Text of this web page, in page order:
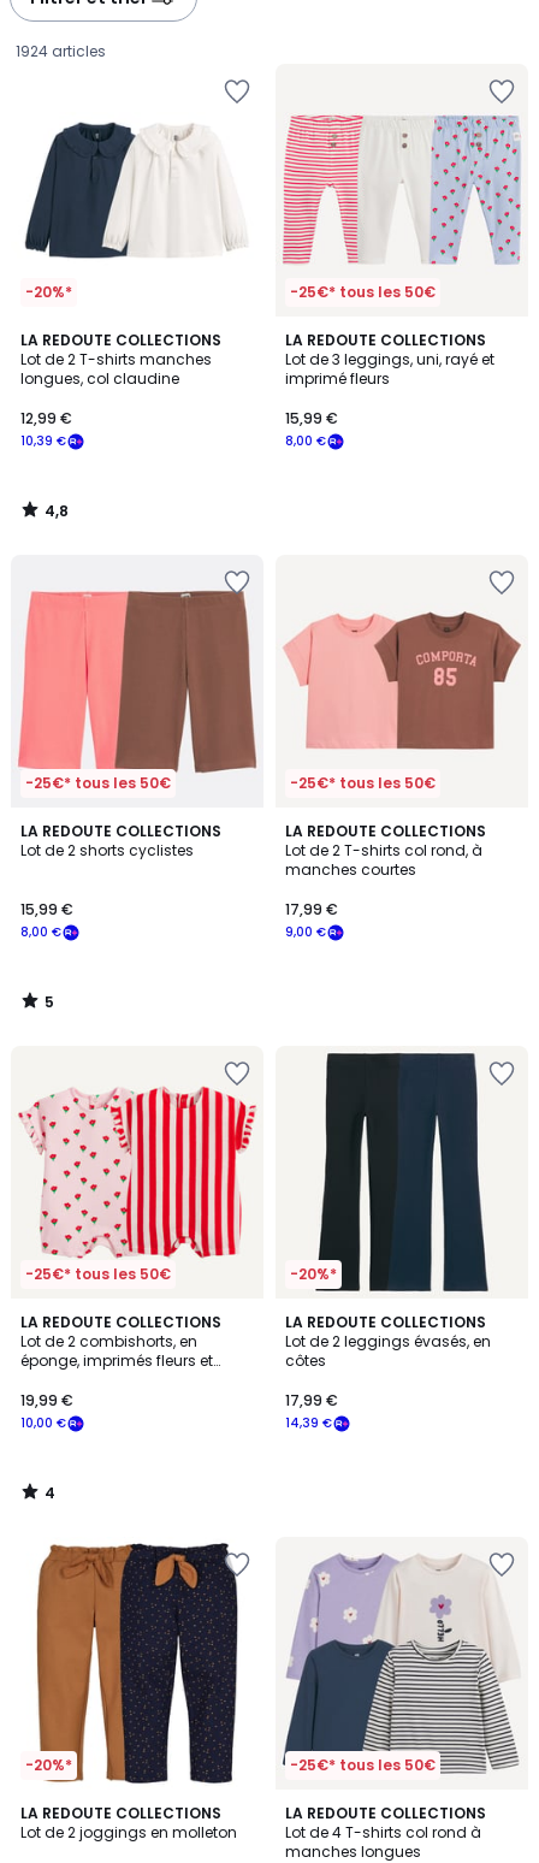
1924 articles
-20%*
LA REDOUTE COLLECTIONS
Lot de 2 T-shirts manches
longues, col claudine
€
souscrivez
notre
programme
la
place
10,39
€.
10,39 €
12,99 €
4,8
/ 5
4,8
/
-25€* tous les 50€
LA REDOUTE COLLECTIONS
Lot de 3 leggings, uni, rayé et
imprimé fleurs
8,00 €
15,99 €
-25€* tous les 50€
LA REDOUTE COLLECTIONS
Lot de 2 shorts cyclistes
8,00 €
15,99 €
5
/
5
/
-25€* tous les 50€
LA REDOUTE COLLECTIONS
Lot de 2 T-shirts col rond, à
manches courtes
9,00 €
17,99 €
-25€* tous les 50€
LA REDOUTE COLLECTIONS
Lot de 2 combishorts, en
éponge, imprimés fleurs et
10,00 €
19,99 €
4
/
5
4
/
-20%*
LA REDOUTE COLLECTIONS
Lot de 2 leggings évasés, en
côtes
14,39 €
17,99 €
-20%*
LA REDOUTE COLLECTIONS
Lot de 2 joggings en molleton
4,9
/ 5
2
Couleurs
-25€* tous les 50€
LA REDOUTE COLLECTIONS
Lot de 4 T-shirts col rond à
manches longues
2
/
5